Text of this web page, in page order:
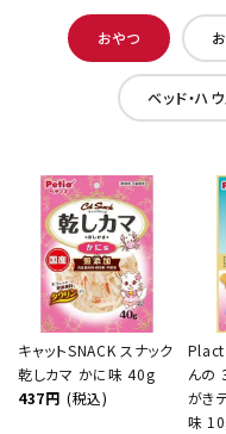
おやつ
ベッド・ハウ
キャットSNACK スナック
乾しカマ かに味 40g
437円 (税込)
Plact
んの
がき
味